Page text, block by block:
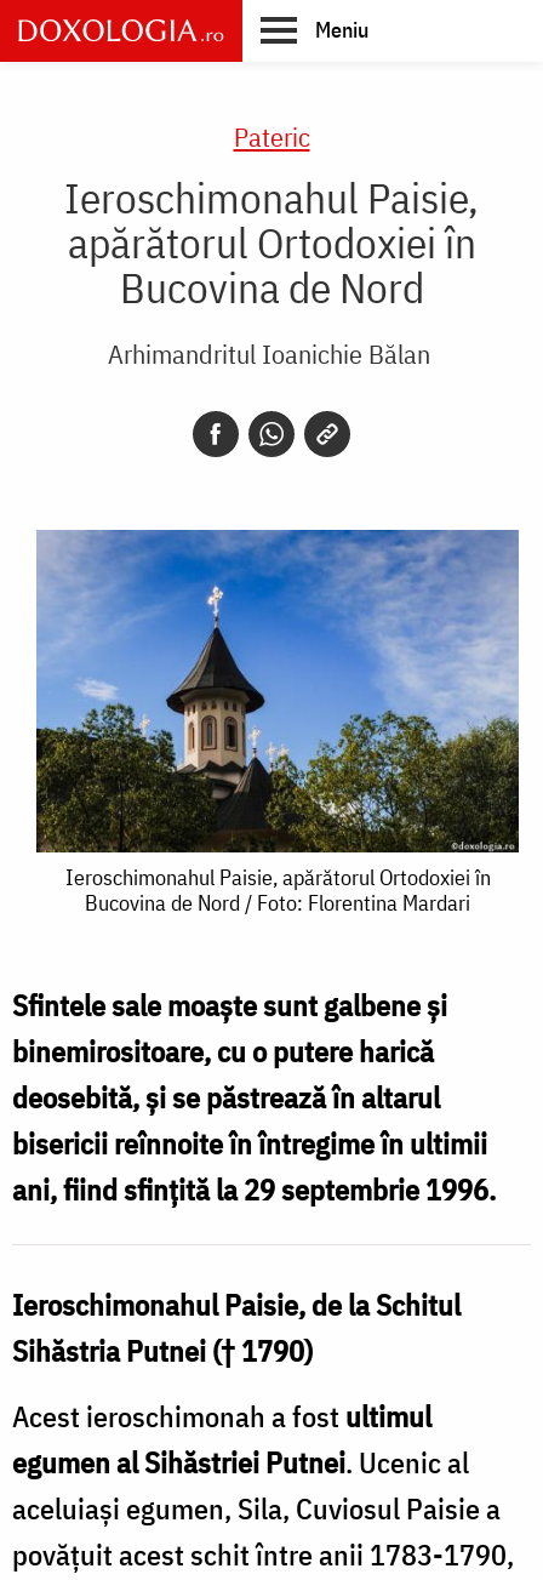
Skip
to
main
Meniu
Pateric
Ieroschimonahul Paisie,
apărătorul Ortodoxiei în
Bucovina de Nord
Arhimandritul Ioanichie Bălan
Ieroschimonahul
Paisie,
Ortodoxiei
în
Bucovina
Nord
Foto:
Florentina
Mardari
Ieroschimonahul Paisie, apărătorul Ortodoxiei în
Bucovina de Nord / Foto: Florentina Mardari
Sfintele sale moaşte sunt galbene şi
binemirositoare, cu o putere harică
deosebită, şi se păstrează în altarul
bisericii reînnoite în întregime în ultimii
ani, fiind sfinţită la 29 septembrie 1996.
Ieroschimonahul Paisie, de la Schitul
Sihăstria Putnei († 1790)
Acest ieroschimonah a fost ultimul
egumen al Sihăstriei Putnei. Ucenic al
aceluiaşi egumen, Sila, Cuviosul Paisie a
povăţuit acest schit între anii 1783-1790,